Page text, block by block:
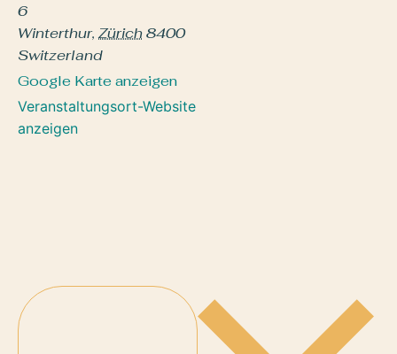
6
Winterthur, Zürich8400
Switzerland
Google Karte anzeigen
Veranstaltungsort-Website
anzeigen